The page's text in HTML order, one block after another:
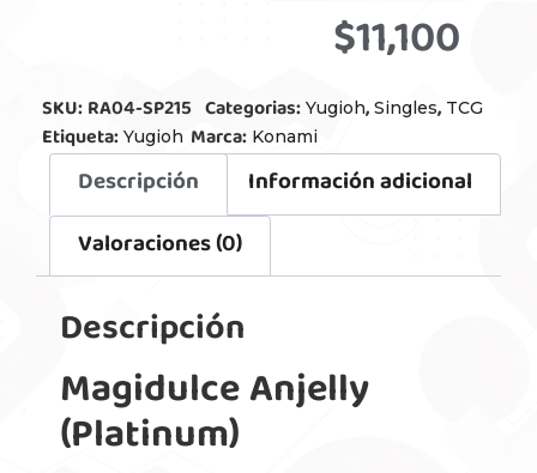
$11,100
SKU:RA04-SP215 Categorias: Yugioh, Singles, TCG
Etiqueta: Yugioh Marca: Konami
Descripción
Información adicional
Valoraciones (0)
Descripción
Magidulce Anjelly
(Platinum)